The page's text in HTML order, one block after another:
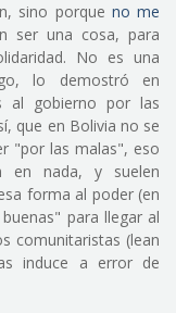
sino porque no me
ser una cosa, para
No es una
lo demostró en
al gobierno por las
que en Bolivia no se
"por las malas", eso
nada, y suelen
forma al poder (en
para llegar al
comunitaristas (lean
induce a error de